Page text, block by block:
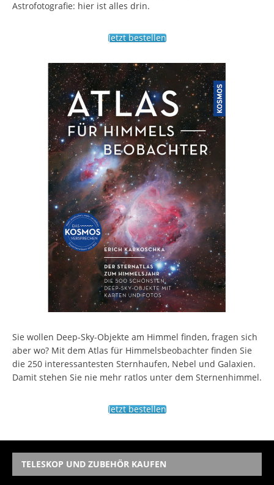
Astrofotografie: hier ist alles drin.
Jetzt bestellen
Sie wollen Deep-Sky-Objekte am Himmel finden, fragen sich
aber wo? Mit dem Atlas für Himmelsbeobachter finden Sie
die 250 interessantesten Sternhaufen, Nebel und Galaxien.
Damit stehen Sie nie mehr ratlos unter dem Sternenhimmel.
Jetzt bestellen
TELESKOP UND ZUBEHÖR KAUFEN